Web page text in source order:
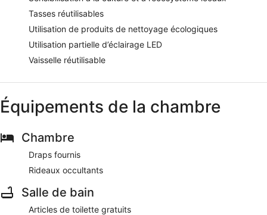
Tasses réutilisables
Utilisation de produits de nettoyage écologiques
Utilisation partielle d’éclairage LED
Vaisselle réutilisable
Équipements de la chambre
Chambre
Draps fournis
Rideaux occultants
Salle de bain
Articles de toilette gratuits